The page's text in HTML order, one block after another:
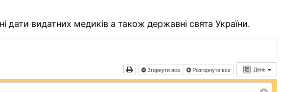
дати видатних медиків а також державні свята України.
День
Згорнути все Розгорнути все